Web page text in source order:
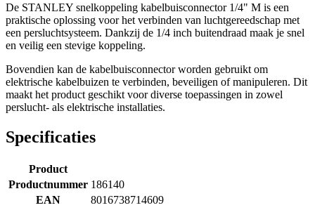
De STANLEY snelkoppeling kabelbuisconnector 1/4" M is een
praktische oplossing voor het verbinden van luchtgereedschap met
een persluchtsysteem. Dankzij de 1/4 inch buitendraad maak je snel
en veilig een stevige koppeling.
Bovendien kan de kabelbuisconnector worden gebruikt om
elektrische kabelbuizen te verbinden, beveiligen of manipuleren. Dit
maakt het product geschikt voor diverse toepassingen in zowel
perslucht- als elektrische installaties.
Specificaties
Product
Productnummer 186140
EAN
8016738714609